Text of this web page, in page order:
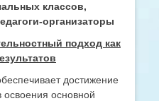
классов,
организаторы
подход как
достижение
освоения основной